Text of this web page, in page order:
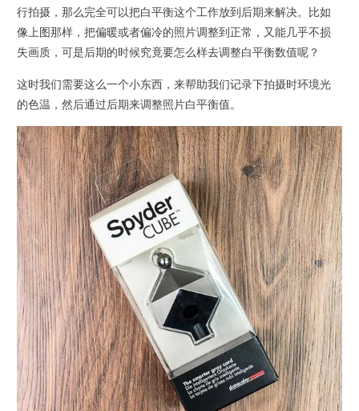
行拍摄，那么完全可以把白平衡这个工作放到后期来解决。比如
像上图那样，把偏暖或者偏冷的照片调整到正常，又能几乎不损
失画质，可是后期的时候究竟要怎么样去调整白平衡数值呢？
这时我们需要这么一个小东西，来帮助我们记录下拍摄时环境光
的色温，然后通过后期来调整照片白平衡值。